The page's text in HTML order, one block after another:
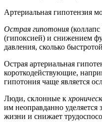
Артериальная гипотензия
Острая гипотония
(гипоксией) и снижением
давления, сколько
Острая артериальная
короткодействующие,
гипотония чаще является
Люди, склонные к
им неоправданно
жизни и снижает